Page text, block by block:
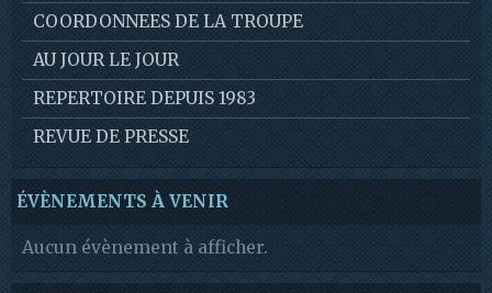
COORDONNEES DE LA TROUPE
AU JOUR LE JOUR
REPERTOIRE DEPUIS 1983
REVUE DE PRESSE
ÉVÈNEMENTS À VENIR
Aucun évènement à afficher.